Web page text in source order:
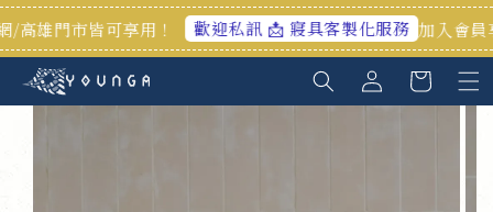
門市皆可享用！ 歡迎私訊 📩 寢具客製化服務 加入會員享首